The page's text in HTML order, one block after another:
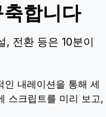
합니다
, 전환 등은 10분이
내레이션을 통해 세
스크립트를 미리 보고,